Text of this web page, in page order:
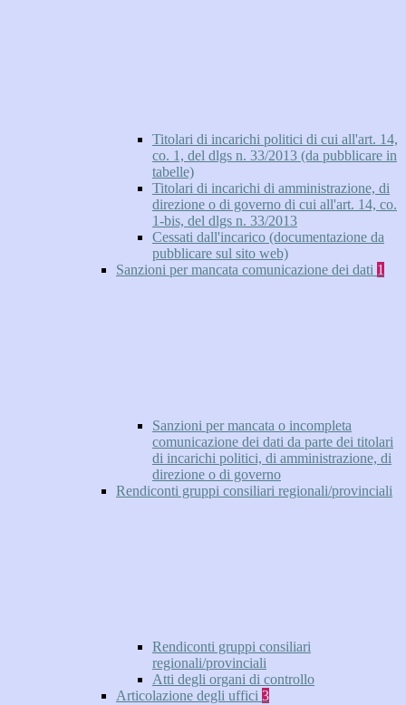
Titolari di incarichi politici di cui all'art. 14,
co. 1, del dlgs n. 33/2013 (da pubblicare in
tabelle)
Titolari di incarichi di amministrazione, di
direzione o di governo di cui all'art. 14, co.
1-bis, del dlgs n. 33/2013
Cessati dall'incarico (documentazione da
pubblicare sul sito web)
Sanzioni per mancata comunicazione dei dati 1
Sanzioni per mancata o incompleta
comunicazione dei dati da parte dei titolari
di incarichi politici, di amministrazione, di
direzione o di governo
Rendiconti gruppi consiliari regionali/provinciali
Rendiconti gruppi consiliari
regionali/provinciali
Atti degli organi di controllo
Articolazione degli uffici 3